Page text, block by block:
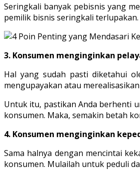
Seringkali banyak pebisnis yang
pemilik bisnis seringkali
3. Konsumen menginginkan
Hal yang sudah pasti diketahui
mengupayakan atau
Untuk itu, pastikan Anda berhenti
konsumen. Maka, semakin betah
4. Konsumen menginginkan
Sama halnya dengan mencintai
konsumen. Mulailah untuk peduli